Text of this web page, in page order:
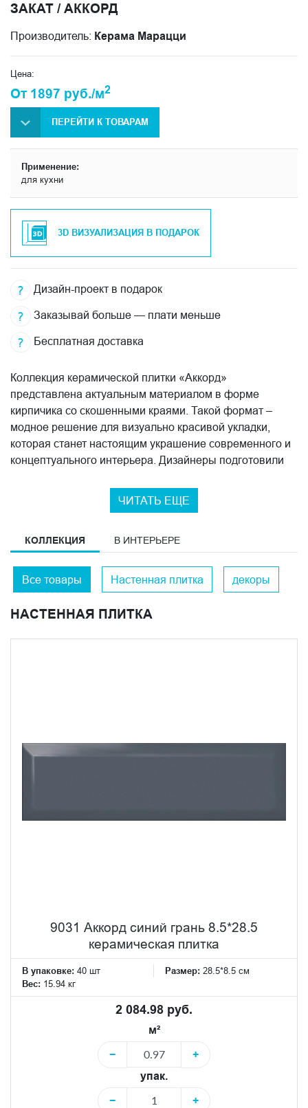
ЗАКАТ / АККОРД
Производитель: Керама Марацци
Цена:
От 1897 руб./м2
ПЕРЕЙТИ К ТОВАРАМ
Применение:
для кухни
3D ВИЗУАЛИЗАЦИЯ В ПОДАРОК
Дизайн-проект в подарок
Заказывай больше — плати меньше
Бесплатная доставка
Коллекция керамической плитки «Аккорд»
представлена актуальным материалом в форме
кирпичика со скошенными краями. Такой формат –
модное решение для визуально красивой укладки,
которая станет настоящим украшение современного и
концептуального интерьера. Дизайнеры подготовили
между собой. Предложенные декоры придают
разнообразный геометрический рисунок и современная
декоров притягивает к себе взгляды. Компания
KERAMA MARAZZI не перестает удивлять
потребителей разнообразием серий керамики и
решения для оформления любого интерьера
ЧИТАТЬ ЕЩЕ
КОЛЛЕКЦИЯ В ИНТЕРЬЕРЕ
Все товары Настенная плитка декоры
НАСТЕННАЯ ПЛИТКА
9031 Аккорд синий грань 8.5*28.5
керамическая плитка
В упаковке: 40 шт Размер: 28.5*8.5 см
Вес: 15.94 кг
2 084.98 руб.
м²
−
+
упак.
−
+